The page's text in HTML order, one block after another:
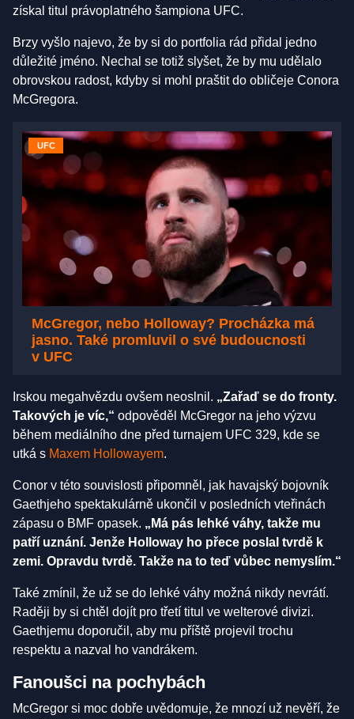
získal titul právoplatného šampiona UFC.
Brzy vyšlo najevo, že by si do portfolia rád přidal jedno
důležité jméno. Nechal se totiž slyšet, že by mu udělalo
obrovskou radost, kdyby si mohl praštit do obličeje Conora
McGregora.
UFC
McGregor, nebo Holloway? Procházka má
jasno. Také promluvil o své budoucnosti
v UFC
Irskou megahvězdu ovšem neoslnil. „Zařaď se do fronty.
Takových je víc,“ odpověděl McGregor na jeho výzvu
během mediálního dne před turnajem UFC 329, kde se
utká s Maxem Hollowayem.
Conor v této souvislosti připomněl, jak havajský bojovník
Gaethjeho spektakulárně ukončil v posledních vteřinách
zápasu o BMF opasek. „Má pás lehké váhy, takže mu
patří uznání. Jenže Holloway ho přece poslal tvrdě k
zemi. Opravdu tvrdě. Takže na to teď vůbec nemyslím.“
Také zmínil, že už se do lehké váhy možná nikdy nevrátí.
Raději by si chtěl dojít pro třetí titul ve welterové divizi.
Gaethjemu doporučil, aby mu příště projevil trochu
respektu a nazval ho vandrákem.
Fanoušci na pochybách
McGregor si moc dobře uvědomuje, že mnozí už nevěří, že